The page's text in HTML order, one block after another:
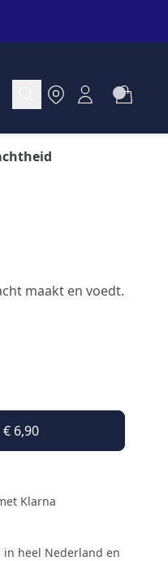
maakt en voedt.
6,90
Klarna
heel Nederland en